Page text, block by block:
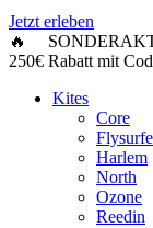
Jetzt erleben
🔥
250€ Rabattmit
Kites
Core
Harlem
North
Ozone
Reedin